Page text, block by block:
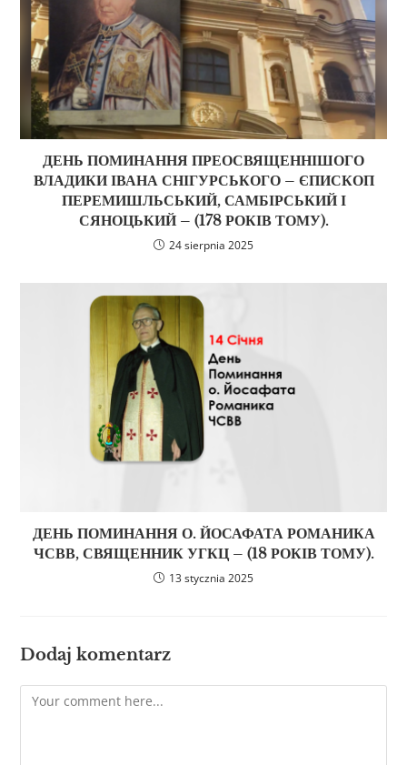
ДЕНЬ ПОМИНАННЯ ПРЕОСВЯЩЕННІШОГО
ВЛАДИКИ ІВАНА СНІГУРСЬКОГО – ЄПИСКОП
ПЕРЕМИШЛЬСЬКИЙ, САМБІРСЬКИЙ І
СЯНОЦЬКИЙ – (178 РОКІВ ТОМУ).
24 sierpnia 2025
ДЕНЬ ПОМИНАННЯ О. ЙОСАФАТА РОМАНИКА
ЧСВВ, СВЯЩЕННИК УГКЦ – (18 РОКІВ ТОМУ).
13 stycznia 2025
Dodaj komentarz